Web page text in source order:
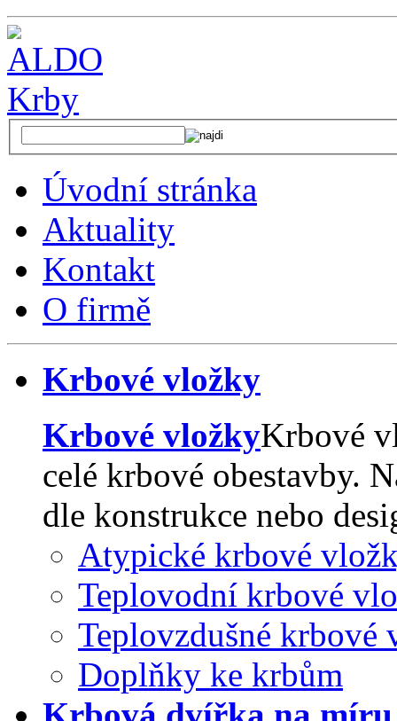
Úvodní stránka
Aktuality
Kontakt
O firmě
Krbové vložky
Krbové vložkyKrbové
celé krbové obestavby.
dle konstrukce nebo
Atypické krbové
Teplovodní krbové
Teplovzdušné krbové
Doplňky ke krbům